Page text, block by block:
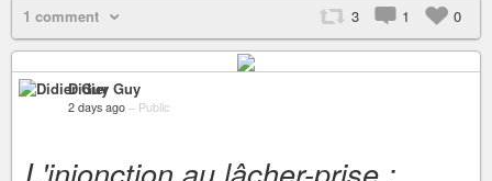
1 comment 3 1 0
Didier Guy
2 days ago – Public